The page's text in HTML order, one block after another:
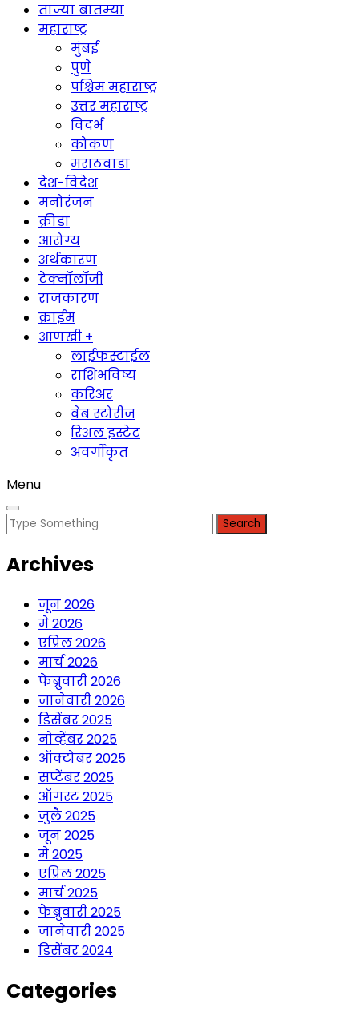
ताज्या बातम्या
महाराष्ट्र
मुंबई
पुणे
पश्चिम महाराष्ट्र
उत्तर महाराष्ट्र
विदर्भ
कोकण
मराठवाडा
देश-विदेश
मनोरंजन
क्रीडा
आरोग्य
अर्थकारण
टेक्नॉलॉजी
राजकारण
क्राईम
आणखी +
लाईफस्टाईल
राशिभविष्य
करिअर
वेब स्टोरीज
रिअल इस्टेट
अवर्गीकृत
Menu
Search
Archives
जून 2026
मे 2026
एप्रिल 2026
मार्च 2026
फेब्रुवारी 2026
जानेवारी 2026
डिसेंबर 2025
नोव्हेंबर 2025
ऑक्टोबर 2025
सप्टेंबर 2025
ऑगस्ट 2025
जुलै 2025
जून 2025
मे 2025
एप्रिल 2025
मार्च 2025
फेब्रुवारी 2025
जानेवारी 2025
डिसेंबर 2024
Categories